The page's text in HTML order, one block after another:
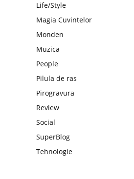
Life/Style
Magia Cuvintelor
Monden
Muzica
People
Pilula de ras
Pirogravura
Review
Social
SuperBlog
Tehnologie